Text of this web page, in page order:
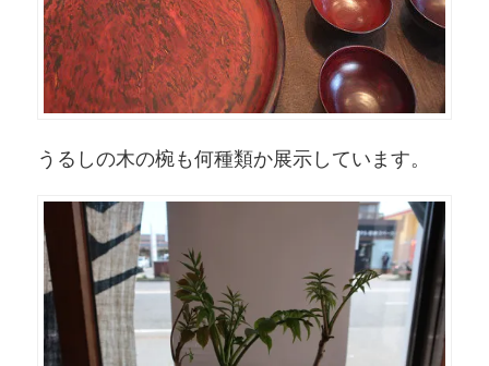
うるしの木の椀も何種類か展示しています。